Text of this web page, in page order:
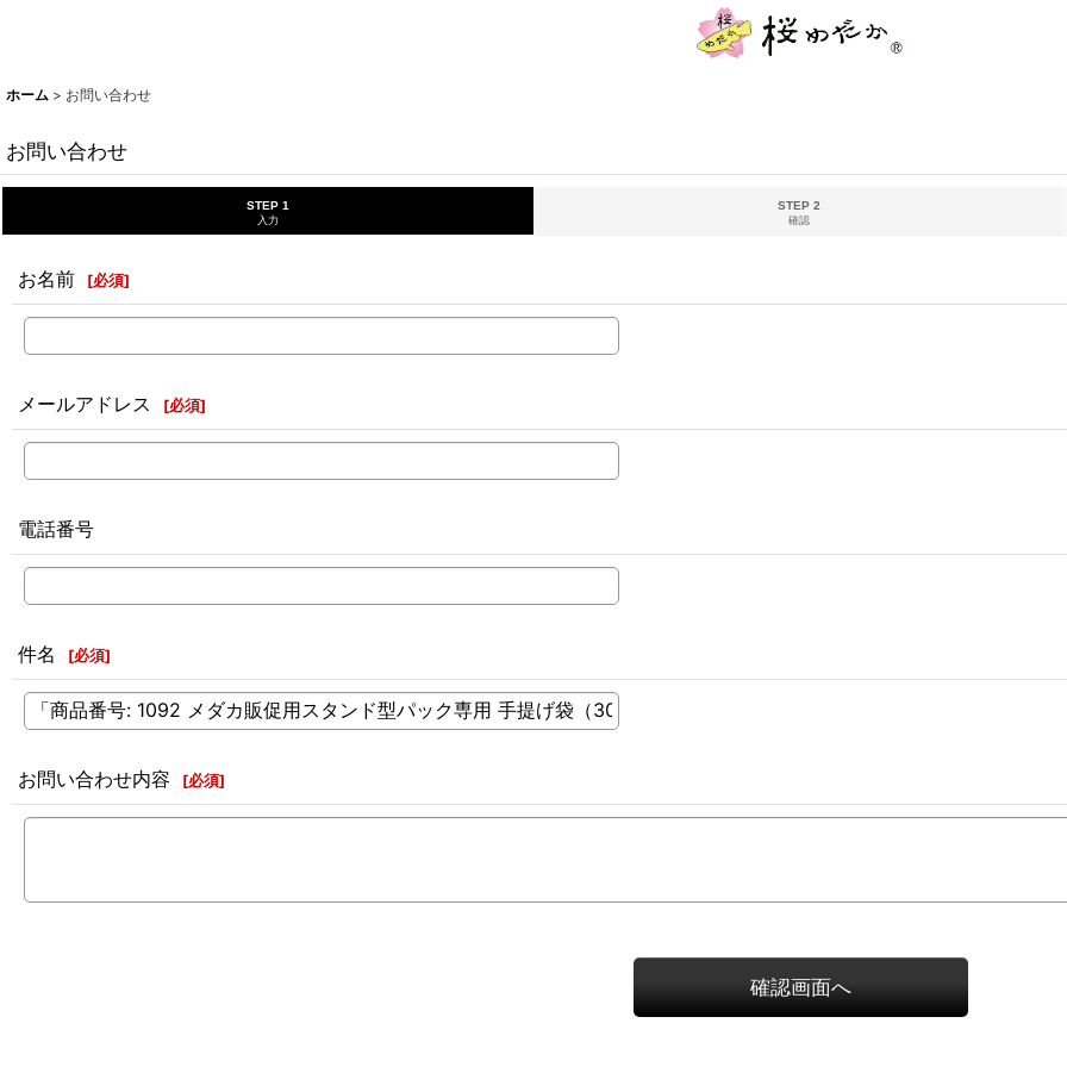
ホーム > お問い合わせ
お問い合わせ
STEP 1
入力
STEP 2
確認
お名前 [必須]
メールアドレス [必須]
電話番号
件名 [必須]
お問い合わせ内容 [必須]
確認画面へ